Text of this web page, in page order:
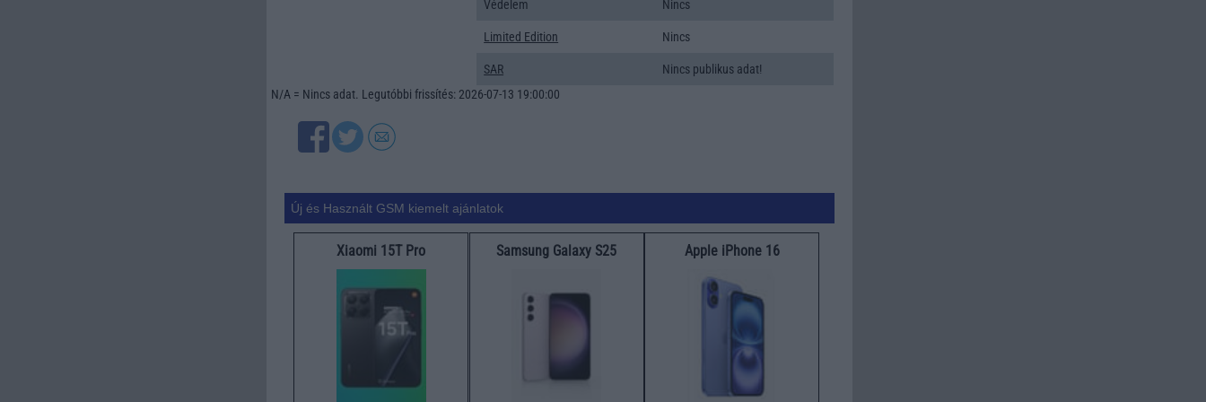
Védelem Nincs
Limited Edition Nincs
SAR
Nincs publikus adat!
N/A = Nincs adat. Legutóbbi frissítés: 2026-07-13 19:00:00
Új és Használt GSM kiemelt ajánlatok
Xiaomi 15T Pro Samsung Galaxy S25 Apple iPhone 16